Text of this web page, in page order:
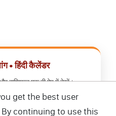
• हिंदी कैलेंडर
और राशिफल एक ही ऐप में देखें।
डाउनलोड करें
get the best user
continuing to use this